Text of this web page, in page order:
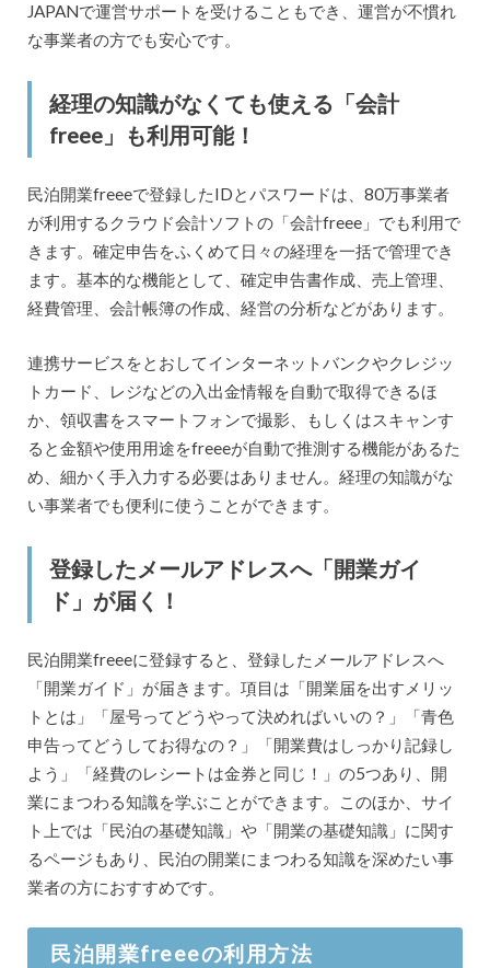
JAPANで運営サポートを受けることもでき、運営が不慣れ
な事業者の方でも安心です。
経理の知識がなくても使える「会計
freee」も利用可能！
民泊開業freeeで登録したIDとパスワードは、80万事業者
が利用するクラウド会計ソフトの「会計freee」でも利用で
きます。確定申告をふくめて日々の経理を一括で管理でき
ます。基本的な機能として、確定申告書作成、売上管理、
経費管理、会計帳簿の作成、経営の分析などがあります。
連携サービスをとおしてインターネットバンクやクレジッ
トカード、レジなどの入出金情報を自動で取得できるほ
か、領収書をスマートフォンで撮影、もしくはスキャンす
ると金額や使用用途をfreeeが自動で推測する機能があるた
め、細かく手入力する必要はありません。経理の知識がな
い事業者でも便利に使うことができます。
登録したメールアドレスへ「開業ガイ
ド」が届く！
民泊開業freeeに登録すると、登録したメールアドレスへ
「開業ガイド」が届きます。項目は「開業届を出すメリッ
トとは」「屋号ってどうやって決めればいいの？」「青色
申告ってどうしてお得なの？」「開業費はしっかり記録し
よう」「経費のレシートは金券と同じ！」の5つあり、開
業にまつわる知識を学ぶことができます。このほか、サイ
ト上では「民泊の基礎知識」や「開業の基礎知識」に関す
るページもあり、民泊の開業にまつわる知識を深めたい事
業者の方におすすめです。
民泊開業freeeの利用方法